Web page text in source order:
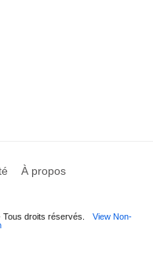
À propos
droits réservés.
View Non-